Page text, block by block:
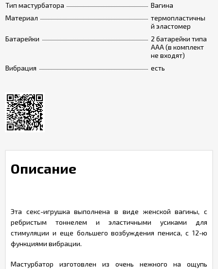
Тип мастурбатора
Вагина
Материал
термопластичны
й эластомер
Батарейки
2 батарейки типа
ААА (в комплект
не входят)
Вибрация
есть
Описание
Эта секс-игрушка выполнена в виде женской вагины, с
ребристым тоннелем и эластичными усиками для
стимуляции и еще большего возбуждения пениса, с 12-ю
функциями вибрации.
Мастурбатор изготовлен из очень нежного на ощупь